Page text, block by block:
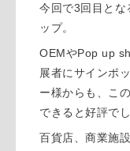
今回で3 回目とな
ップ。
OEMやPop up
展者にサインポ
ー様からも、こ
できると好評でし
百貨店、商業施